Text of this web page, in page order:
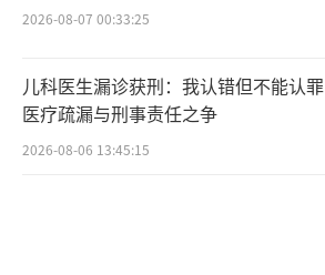
2026-08-07 00:33:25
儿科医生漏诊获刑：我认错但不能认罪
医疗疏漏与刑事责任之争
2026-08-06 13:45:15